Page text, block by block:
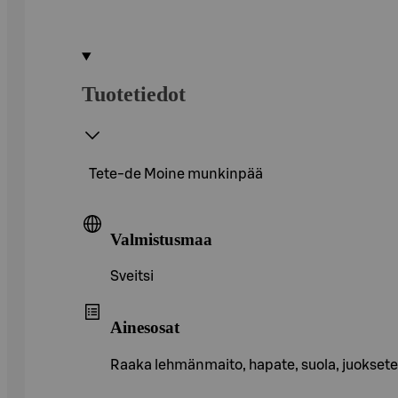
Tuotetiedot
Tete-de Moine munkinpää
Valmistusmaa
Sveitsi
Ainesosat
Raaka lehmänmaito, hapate, suola, juoksete